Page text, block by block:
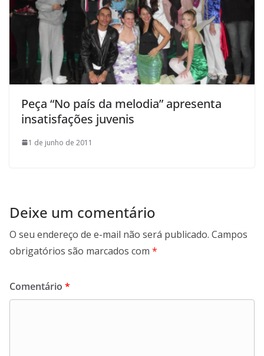
Peça “No país da melodia” apresenta
insatisfações juvenis
1 de junho de 2011
Deixe um comentário
O seu endereço de e-mail não será publicado. Campos
obrigatórios são marcados com *
Comentário *